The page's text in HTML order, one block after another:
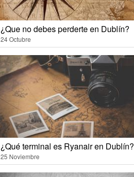
¿Que no debes perderte en Dublín?
24 Octubre
¿Qué terminal es Ryanair en Dublín?
25 Noviembre